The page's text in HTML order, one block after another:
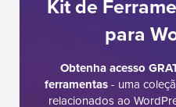
Kit de
para
Obtenha acesso
ferramentas- uma
relacionados ao